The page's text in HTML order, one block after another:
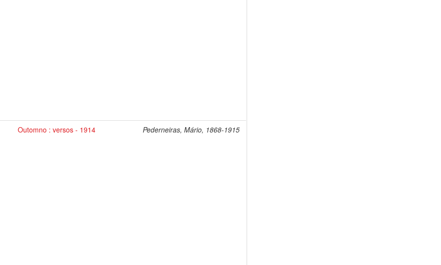
Outomno : versos - 1914 Pederneiras, Mário, 1868-1915